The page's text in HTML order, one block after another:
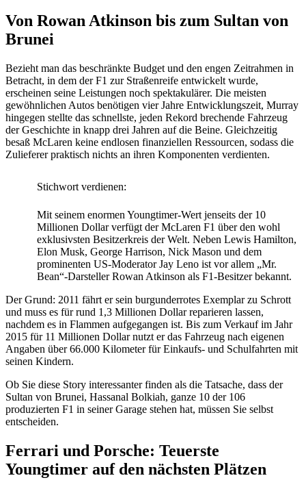
Von Rowan Atkinson bis zum Sultan von
Brunei
Bezieht man das beschränkte Budget und den engen Zeitrahmen in
Betracht, in dem der F1 zur Straßenreife entwickelt wurde,
erscheinen seine Leistungen noch spektakulärer. Die meisten
gewöhnlichen Autos benötigen vier Jahre Entwicklungszeit, Murray
hingegen stellte das schnellste, jeden Rekord brechende Fahrzeug
der Geschichte in knapp drei Jahren auf die Beine. Gleichzeitig
besaß McLaren keine endlosen finanziellen Ressourcen, sodass die
Zulieferer praktisch nichts an ihren Komponenten verdienten.
Stichwort verdienen:
Mit seinem enormen Youngtimer-Wert jenseits der 10
Millionen Dollar verfügt der McLaren F1 über den wohl
exklusivsten Besitzerkreis der Welt. Neben Lewis Hamilton,
Elon Musk, George Harrison, Nick Mason und dem
prominenten US-Moderator Jay Leno ist vor allem „Mr.
Bean“-Darsteller Rowan Atkinson als F1-Besitzer bekannt.
Der Grund: 2011 fährt er sein burgunderrotes Exemplar zu Schrott
und muss es für rund 1,3 Millionen Dollar reparieren lassen,
nachdem es in Flammen aufgegangen ist. Bis zum Verkauf im Jahr
2015 für 11 Millionen Dollar nutzt er das Fahrzeug nach eigenen
Angaben über 66.000 Kilometer für Einkaufs- und Schulfahrten mit
seinen Kindern.
Ob Sie diese Story interessanter finden als die Tatsache, dass der
Sultan von Brunei, Hassanal Bolkiah, ganze 10 der 106
produzierten F1 in seiner Garage stehen hat, müssen Sie selbst
entscheiden.
Ferrari und Porsche: Teuerste
Youngtimer auf den nächsten Plätzen